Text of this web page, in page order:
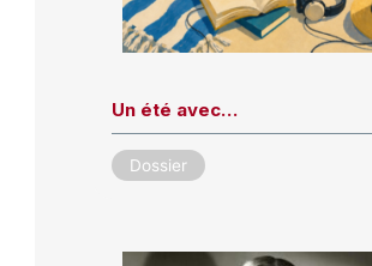
Un été avec…
Dossier